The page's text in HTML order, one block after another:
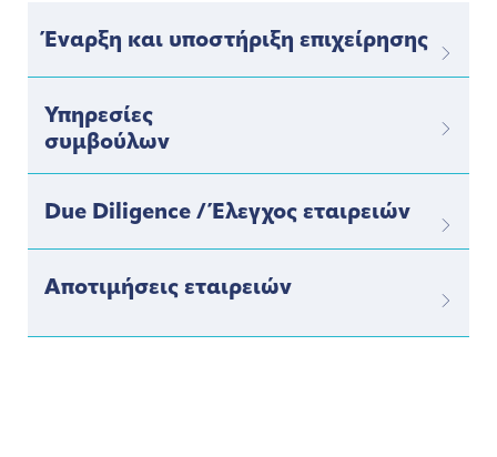
Έναρξη και υποστήριξη επιχείρησης
Υπηρεσίες
συμβούλων
Due Diligence / Έλεγχος εταιρειών
Αποτιμήσεις εταιρειών